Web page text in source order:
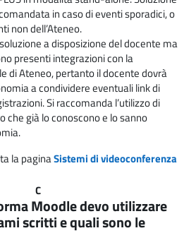
in caso di eventi sporadici, o
non dell’Ateneo.
soluzione a disposizione del docente ma
presenti integrazioni con la
di Ateneo, pertanto il docente dovrà
a condividere eventuali link di
Si raccomanda l’utilizzo di
che già lo conoscono e lo sanno
la paginaSistemi di videoconferenza
C
Moodle devo utilizzare
scritti e quali sono le